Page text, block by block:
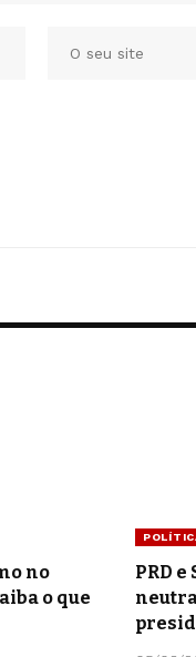
no
o que
PRD